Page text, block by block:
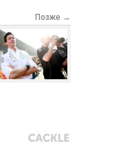
Позже →